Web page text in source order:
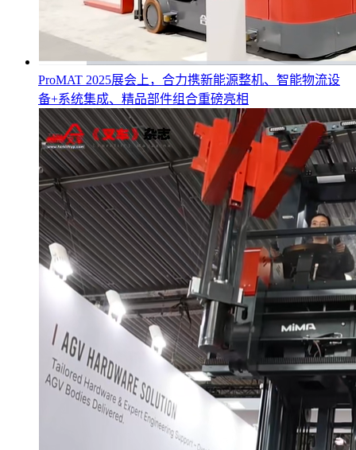
ProMAT 2025展会上，合力携新能源整机、智能物流设
备+系统集成、精品部件组合重磅亮相